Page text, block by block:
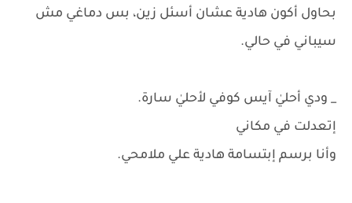
بحاول أكون هادية عشان أسئل زين، بس دماغي مش
سيباني في حالي.
_ ودي أحليٰ آيس كوفي لأحليٰ سارة.
إتعدلت في مكاني
وأنا برسم إبتسامة هادية علي ملامحي.